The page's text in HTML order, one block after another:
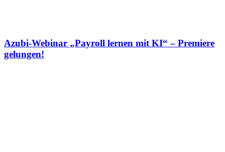
Azubi-Webinar „Payroll lernen mit KI“ – Premiere
gelungen!